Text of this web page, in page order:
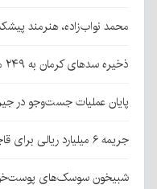
محمد نواب‌زاده، هنرمند
ذخیره سدهای کرمان به ۲۴۹ میلیون مترمکعب رسید
پایان عملیات جست‌وجو در جیرفت؛ کودک ۴
جریمه ۶ میلیارد ریالی برای قاچاقچی نارنگی پاکستانی در بافت
شبیخون سوسک‌های